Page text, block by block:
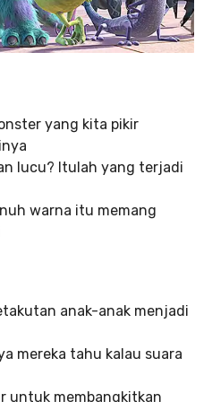
yang kita pikir
lucu? Itulah yang terjadi
warna itu memang
anak-anak menjadi
mereka tahu kalau suara
untuk membangkitkan